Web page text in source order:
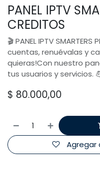
PANEL IPTV
CREDITOS
🎬 PANEL IPTV
cuentas, renuévalas y
quieras!Con nuestro
tus usuarios y servicios.
$ 80.000,00
Agregar